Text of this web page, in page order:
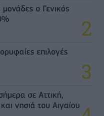
ο Γενικός
επιλογές
σε Αττική,
νησιά του Αιγαίου